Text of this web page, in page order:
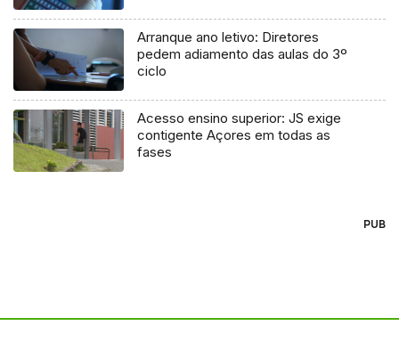
Arranque ano letivo: Diretores
pedem adiamento das aulas do 3º
ciclo
Acesso ensino superior: JS exige
contigente Açores em todas as
fases
PUB